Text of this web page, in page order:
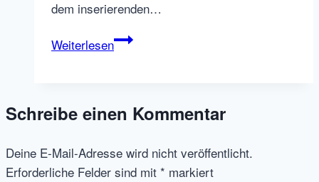
dem inserierenden…
WeiterlesenIst
effektiv?
Schreibe einen Kommentar
Deine E-Mail-Adresse wird nicht veröffentlicht.
Erforderliche Felder sind mit * markiert